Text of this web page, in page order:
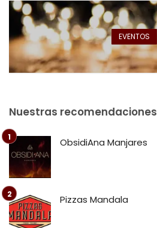
EVENTOS
Nuestras recomendaciones
ObsidiAna Manjares
Pizzas Mandala